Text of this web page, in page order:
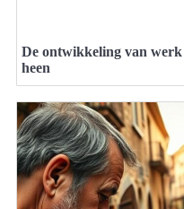
De ontwikkeling van
heen